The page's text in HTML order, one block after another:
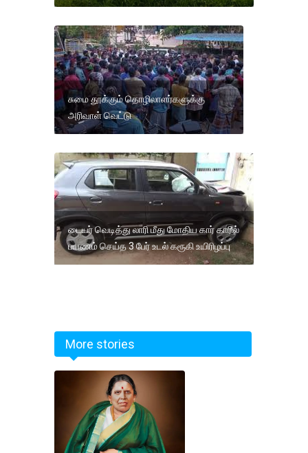
சுமை தூக்கும் தொழிலாளர்களுக்கு
அரிவாள் வெட்டு
டையர் வெடித்து லாரி மீது மோதிய கார் காரில்
பயணம் செய்த 3 பேர் உடல் கரூகி உயிரிழப்பு
More stories